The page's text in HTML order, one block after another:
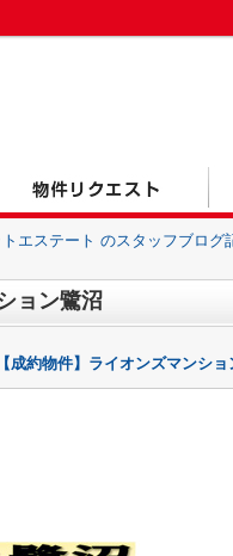
エステート のスタッフブログ
ョン鷺沼
【成約物件】ライオンズマンシ